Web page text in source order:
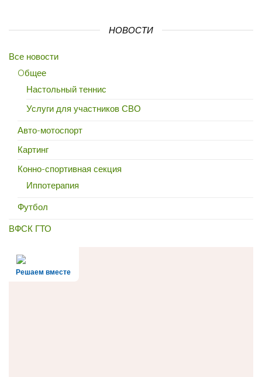
НОВОСТИ
Все новости
Oбщее
Настольный теннис
Услуги для участников СВО
Авто-мотоспорт
Картинг
Конно-спортивная секция
Иппотерапия
Футбол
ВФСК ГТО
Решаем вместе